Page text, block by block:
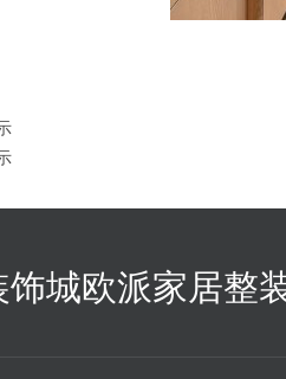
饰城欧派家居整